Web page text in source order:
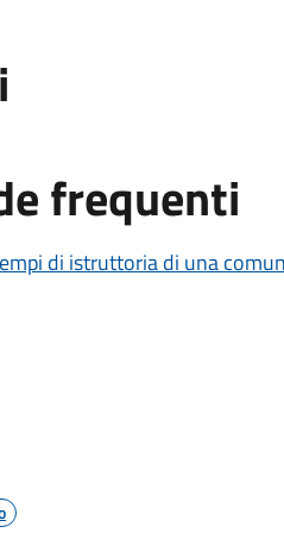
frequenti
di istruttoria di una